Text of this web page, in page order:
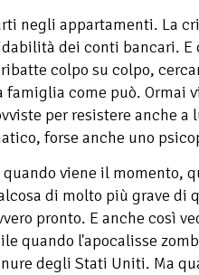
negli appartamenti. La
dei conti bancari. E
colpo su colpo,
famiglia come può. Ormai
per resistere anche
forse anche uno
quando viene il momento,
di molto più grave di
pronto. E anche così
quando l'apocalisse
degli Stati Uniti. Ma